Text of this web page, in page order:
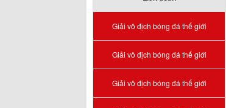
Giải vô địch bóng đá thế giới
Giải vô địch bóng đá thế giới
Giải vô địch bóng đá thế giới